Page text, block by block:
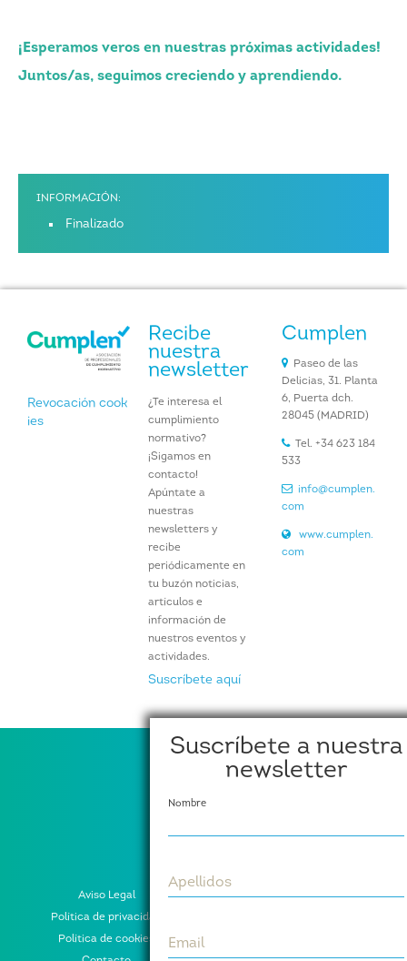
¡Esperamos veros en nuestras próximas actividades!
Juntos/as, seguimos creciendo y aprendiendo.
INFORMACIÓN:
Finalizado
Suscríbete a nuestra
newsletter
Nombre
Apellidos
Email
Revocación cook
ies
Recibe
nuestra
newsletter
¿Te interesa el
cumplimiento
normativo?
¡Sigamos en
contacto!
Apúntate a
nuestras
newsletters y
recibe
periódicamente en
tu buzón noticias,
artículos e
información de
nuestros eventos y
actividades.
Suscríbete aquí
Cumplen
Paseo de las
Delicias, 31. Planta
6, Puerta dch.
28045 (MADRID)
Tel. +34 623 184
533
info@cumplen.
com
www.cumplen.
com
Aviso Legal
Política de privacidad
Política de cookies